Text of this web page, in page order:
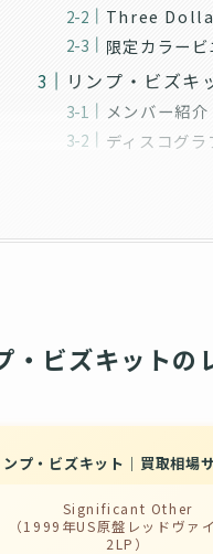
Three
限定カラー
リンプ・ビズ
メンバー紹
ディスコグ
・ビズキットの
ンプ・ビズキット｜買取相場
Significant Other
（1999年US原盤レッドヴァ
2LP）